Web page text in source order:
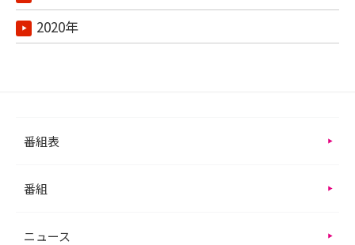
2020年
番組表
番組
ニュース